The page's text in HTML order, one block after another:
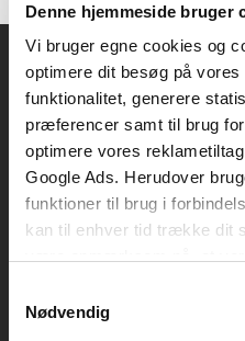
Denne hjemmeside bruger
Vi bruger egne cookies og
optimere dit besøg på
funktionalitet, generere
præferencer samt til brug
optimere vores
Google Ads. Herudover
funktioner til brug i
kan til enhver tid trække dit
tilbagetrækker et samtykke.
Nødvendig
Akademisk Forlag
Vognmagergade 11
1120 København K
CVR 76351910
Kontakt kundeservice